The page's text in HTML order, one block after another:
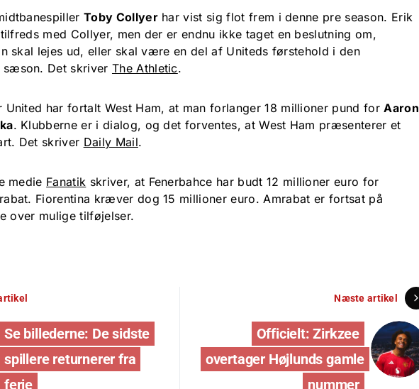
Toby Collyerhar vist sig flot frem i denne pre season. Erik
med Collyer, men der er endnu ikke taget en beslutning om,
skal lejes ud, eller skal være en del af Uniteds førstehold i den
sæson. Det skriver The Athletic.
United har fortalt West Ham, at man forlanger 18 millioner pund forAaron
. Klubberne er i dialog, og det forventes, at West Ham præsenterer et
Det skriver Daily Mail.
medie Fanatik skriver, at Fenerbahce har budt 12 millioner euro for
Fiorentina kræver dog 15 millioner euro. Amrabat er fortsat på
over mulige tilføjelser.
Se billederne: De sidste
spillere returnerer fra
ferie
Næste artikel
Officielt: Zirkzee
overtager Højlunds gamle
nummer